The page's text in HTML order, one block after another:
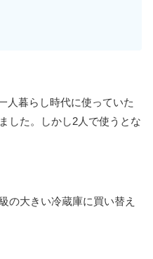
人暮らし時代に使っていた
した。しかし2人で使うとな
の大きい冷蔵庫に買い替え